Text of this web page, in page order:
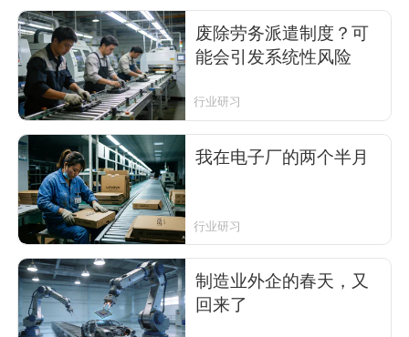
废除劳务派遣制度？可
能会引发系统性风险
行业研习
我在电子厂的两个半月
行业研习
制造业外企的春天，又
回来了